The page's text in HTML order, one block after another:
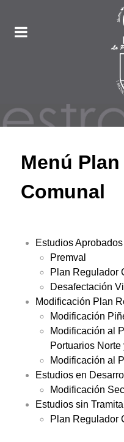
Menú
Comunal
Estudios
Premval
Plan Regulador
Desafectación
Modificación Plan
Modificación
Modificación al
Portuarios Norte
Modificación al
Estudios en
Modificación
Estudios sin
Plan Regulador